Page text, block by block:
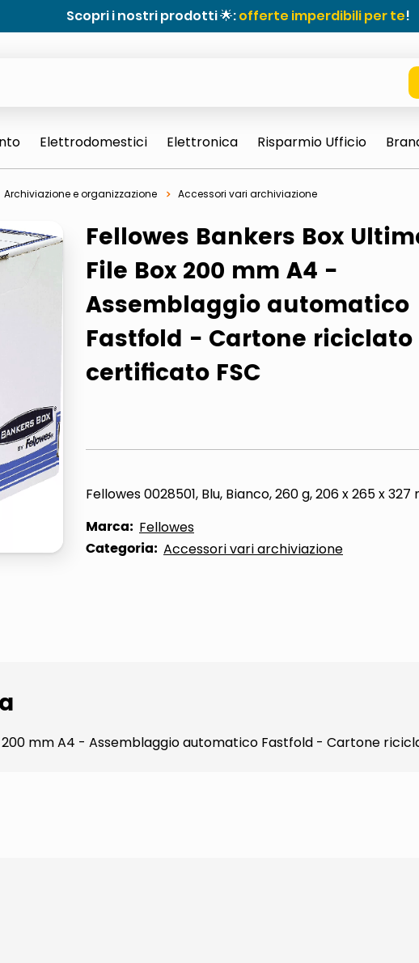
Scopri i nostri prodotti 🌟:offerte imperdibili per te!
sole 0703 thin rotondo sun
Elettrodomestici Elettronica Risparmio Ufficio
Archiviazione e organizzazione Accessori vari archiviazione
Fellowes Bankers Box
File Box 200 mm A4 -
Assemblaggio automatico
Fastfold - Cartone riciclato
certificato FSC
Fellowes 0028501, Blu, Bianco, 260 g, 206 x 265 x 327
Marca: Fellowes
Categoria: Accessori vari archiviazione
200 mm A4 - Assemblaggio automatico Fastfold - Cartone